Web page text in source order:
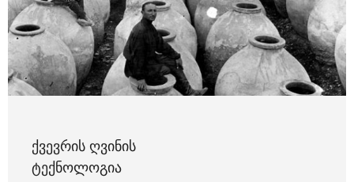
ᲥᲕᲔᲕᲠᲘᲡ ᲦᲕᲘᲜᲘᲡ
ᲢᲔᲥᲜᲝᲚᲝᲒᲘᲐ